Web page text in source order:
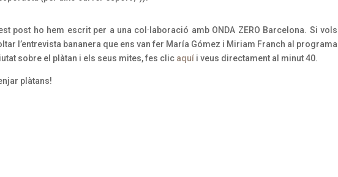
post ho hem escrit per a una col·laboració amb ONDA ZERO Barcelona. Si vols
l’entrevista bananera que ens van fer María Gómez i Miriam Franch al programa
sobre el plàtan i els seus mites, fes clic aquíi veus directament al minut 40.
plàtans!